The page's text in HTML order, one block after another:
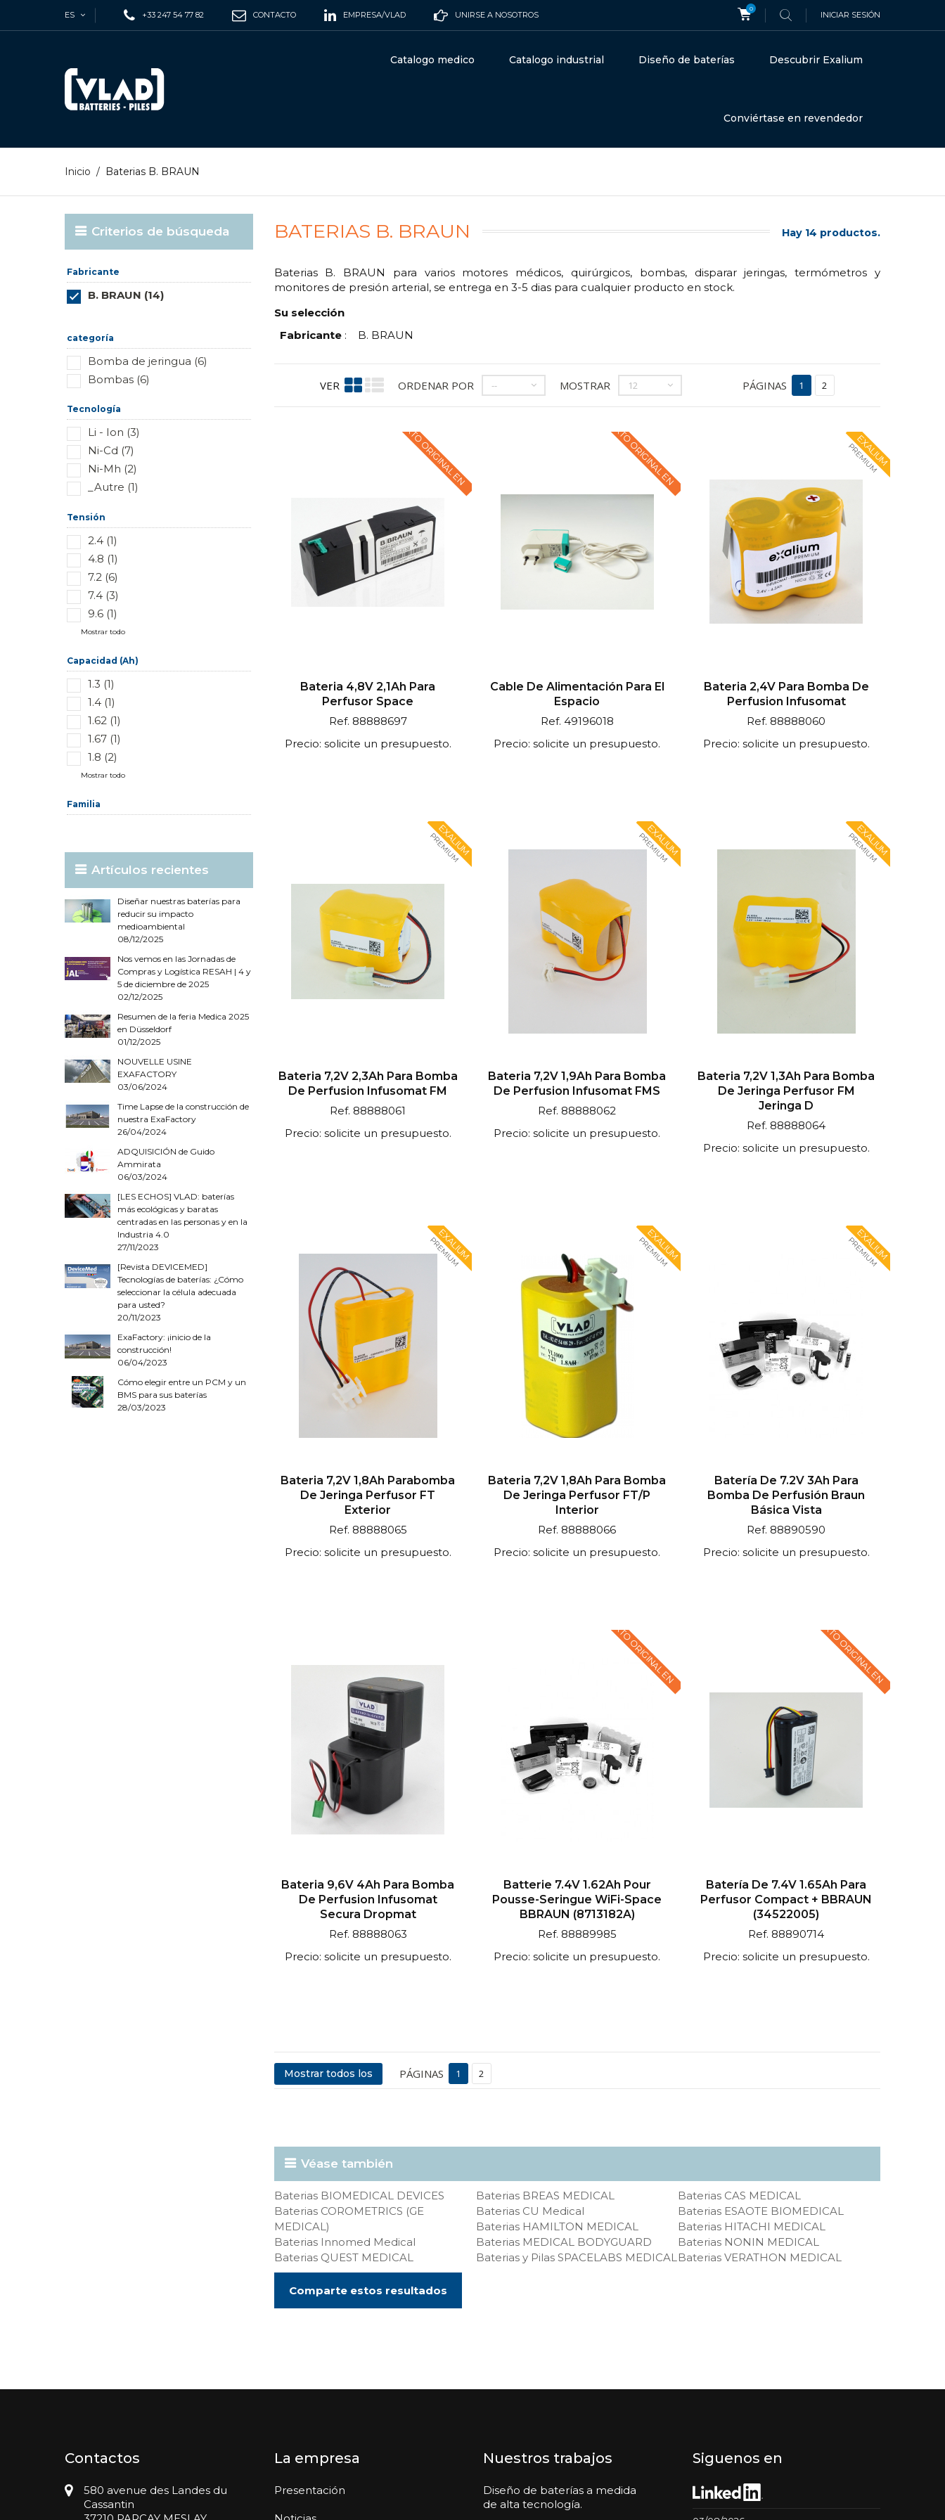
ES +33 247 54 77 82 CONTACTO EMPRESA/VLAD UNIRSE A NOSOTROS
0
INICIAR SESIÓN
Catalogo medico Catalogo industrial Diseño de baterías Descubrir Exalium
Conviértase en revendedor
Inicio / Baterias B. BRAUN
Criterios de búsqueda
Fabricante
B. BRAUN (14)
categoría
Bomba de jeringua (6)
Bombas (6)
Tecnología
Li - Ion (3)
Ni-Cd (7)
Ni-Mh (2)
_Autre (1)
Tensión
2.4 (1)
4.8 (1)
7.2 (6)
7.4 (3)
9.6 (1)
Mostrar todo
Capacidad (Ah)
1.3 (1)
1.4 (1)
1.62 (1)
1.67 (1)
1.8 (2)
Mostrar todo
Familia
Artículos recientes
Diseñar nuestras baterías para
reducir su impacto
medioambiental
08/12/2025
Nos vemos en las Jornadas de
Compras y Logística RESAH | 4 y
5 de diciembre de 2025
02/12/2025
Resumen de la feria Medica 2025
en Düsseldorf
01/12/2025
NOUVELLE USINE
EXAFACTORY
03/06/2024
Time Lapse de la construcción de
nuestra ExaFactory
26/04/2024
ADQUISICIÓN de Guido
Ammirata
06/03/2024
[LES ECHOS] VLAD: baterías
más ecológicas y baratas
centradas en las personas y en la
Industria 4.0
27/11/2023
[Revista DEVICEMED]
Tecnologías de baterías: ¿Cómo
seleccionar la célula adecuada
para usted?
20/11/2023
ExaFactory: ¡inicio de la
construcción!
06/04/2023
Cómo elegir entre un PCM y un
BMS para sus baterías
28/03/2023
BATERIAS B. BRAUN Hay 14 productos.
Baterias B. BRAUN para varios motores médicos, quirúrgicos, bombas, disparar jeringas, termómetros y
monitores de presión arterial, se entrega en 3-5 dias para cualquier producto en stock.
Su selección
Fabricante: B. BRAUN
VER ORDENAR POR -- MOSTRAR 12 PÁGINAS 1 2
TEXTO ORIGINAL EN
Bateria 4,8V 2,1Ah Para
Perfusor Space
Ref. 88888697
Precio: solicite un presupuesto.
TEXTO ORIGINAL EN
Cable De Alimentación Para El
Espacio
Ref. 49196018
Precio: solicite un presupuesto.
EXALIUM
PREMIUM
Bateria 2,4V Para Bomba De
Perfusion Infusomat
Ref. 88888060
Precio: solicite un presupuesto.
EXALIUM
PREMIUM
Bateria 7,2V 2,3Ah Para Bomba
De Perfusion Infusomat FM
Ref. 88888061
Precio: solicite un presupuesto.
EXALIUM
PREMIUM
Bateria 7,2V 1,9Ah Para Bomba
De Perfusion Infusomat FMS
Ref. 88888062
Precio: solicite un presupuesto.
EXALIUM
PREMIUM
Bateria 7,2V 1,3Ah Para Bomba
De Jeringa Perfusor FM
Jeringa D
Ref. 88888064
Precio: solicite un presupuesto.
EXALIUM
PREMIUM
Bateria 7,2V 1,8Ah Parabomba
De Jeringa Perfusor FT
Exterior
Ref. 88888065
Precio: solicite un presupuesto.
EXALIUM
PREMIUM
Bateria 7,2V 1,8Ah Para Bomba
De Jeringa Perfusor FT/P
Interior
Ref. 88888066
Precio: solicite un presupuesto.
EXALIUM
PREMIUM
Batería De 7.2V 3Ah Para
Bomba De Perfusión Braun
Básica Vista
Ref. 88890590
Precio: solicite un presupuesto.
Bateria 9,6V 4Ah Para Bomba
De Perfusion Infusomat
Secura Dropmat
Ref. 88888063
Precio: solicite un presupuesto.
TEXTO ORIGINAL EN
Batterie 7.4V 1.62Ah Pour
Pousse-Seringue WiFi-Space
BBRAUN (8713182A)
Ref. 88889985
Precio: solicite un presupuesto.
TEXTO ORIGINAL EN
Batería De 7.4V 1.65Ah Para
Perfusor Compact + BBRAUN
(34522005)
Ref. 88890714
Precio: solicite un presupuesto.
Mostrar todos los PÁGINAS 1 2
Véase también
Baterias BIOMEDICAL DEVICES Baterias BREAS MEDICAL
Baterias CAS MEDICAL
Baterias COROMETRICS (GE
MEDICAL)
Baterias CU Medical
Baterias ESAOTE BIOMEDICAL
Baterias HAMILTON MEDICAL
Baterias HITACHI MEDICAL
Baterias Innomed Medical
Baterias MEDICAL BODYGUARD
Baterias NONIN MEDICAL
Baterias QUEST MEDICAL
Baterias y Pilas SPACELABS MEDICALBaterias VERATHON MEDICAL
Comparte estos resultados
Contactos
580 avenue des Landes du
Cassantin
La empresa
Presentación
Nuestros trabajos
Diseño de baterías a medida
de alta tecnología.
Siguenos en